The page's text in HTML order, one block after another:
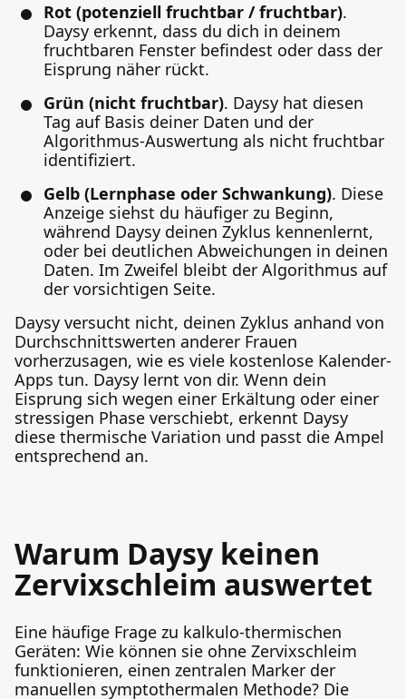
Rot (potenziell fruchtbar / fruchtbar).
Daysy erkennt, dass du dich in deinem
fruchtbaren Fenster befindest oder dass der
Eisprung näher rückt.
Grün (nicht fruchtbar). Daysy hat diesen
Tag auf Basis deiner Daten und der
Algorithmus-Auswertung als nicht fruchtbar
identifiziert.
Gelb (Lernphase oder Schwankung). Diese
Anzeige siehst du häufiger zu Beginn,
während Daysy deinen Zyklus kennenlernt,
oder bei deutlichen Abweichungen in deinen
Daten. Im Zweifel bleibt der Algorithmus auf
der vorsichtigen Seite.
Daysy versucht nicht, deinen Zyklus anhand von
Durchschnittswerten anderer Frauen
vorherzusagen, wie es viele kostenlose Kalender-
Apps tun. Daysy lernt von dir. Wenn dein
Eisprung sich wegen einer Erkältung oder einer
stressigen Phase verschiebt, erkennt Daysy
diese thermische Variation und passt die Ampel
entsprechend an.
Warum Daysy keinen
Zervixschleim auswertet
Eine häufige Frage zu kalkulo-thermischen
Geräten: Wie können sie ohne Zervixschleim
funktionieren, einen zentralen Marker der
manuellen symptothermalen Methode? Die